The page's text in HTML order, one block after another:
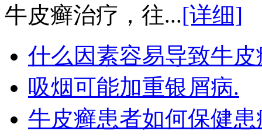
牛皮癣治疗，往...[详细]
什么因素容易导致牛皮
吸烟可能加重银屑病.
牛皮癣患者如何保健